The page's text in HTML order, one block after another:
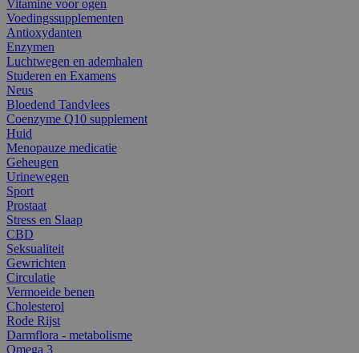
Vitamine voor ogen
Voedingssupplementen
Antioxydanten
Enzymen
Luchtwegen en ademhalen
Studeren en Examens
Neus
Bloedend Tandvlees
Coenzyme Q10 supplement
Huid
Menopauze medicatie
Geheugen
Urinewegen
Sport
Prostaat
Stress en Slaap
CBD
Seksualiteit
Gewrichten
Circulatie
Vermoeide benen
Cholesterol
Rode Rijst
Darmflora - metabolisme
Omega 3